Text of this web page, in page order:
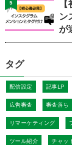
ン
が
5
タグ
配信設定 記事LP
広告審査 審査落ち
リマーケティング
ツール紹介 チャッ